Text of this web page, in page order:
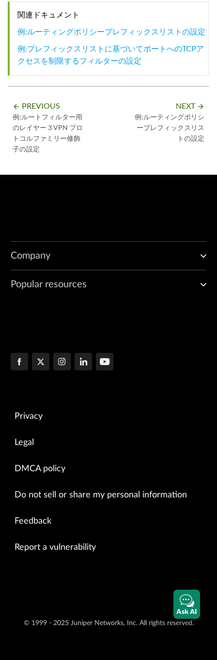
関連ドキュメント
例:ルーティングポリシープレフィックスリストの設定
例:プレフィックスリストに基づいてポートへのTCPア
クセスを制限するフィルターの設定
arrow_backward PREVIOUS
例:ルートフィルター用
のレイヤー 3 VPN プロ
トコルファミリー修飾
子の設定
NEXT arrow_forward
例:ルーティングポリシ
ープレフィックスリス
トの設定
Company
Popular resources
Privacy
Legal
DMCA policy
Do not sell or share my personal information
Feedback
Report a vulnerability
© 1999 - 2025 Juniper Networks, Inc. All rights reserved.
Ask AI